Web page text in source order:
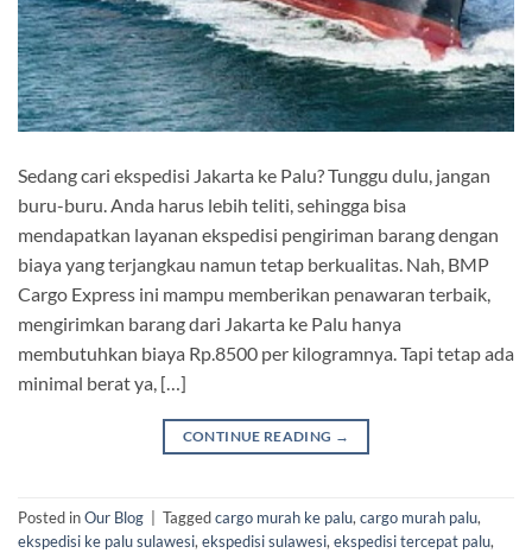
Sedang cari ekspedisi Jakarta ke Palu? Tunggu dulu, jangan
buru-buru. Anda harus lebih teliti, sehingga bisa
mendapatkan layanan ekspedisi pengiriman barang dengan
biaya yang terjangkau namun tetap berkualitas. Nah, BMP
Cargo Express ini mampu memberikan penawaran terbaik,
mengirimkan barang dari Jakarta ke Palu hanya
membutuhkan biaya Rp.8500 per kilogramnya. Tapi tetap ada
minimal berat ya, […]
CONTINUE READING →
Posted inOur Blog Taggedcargo murah ke palu, cargo murah palu,
ekspedisi ke palu sulawesi, ekspedisi sulawesi, ekspedisi tercepat palu,